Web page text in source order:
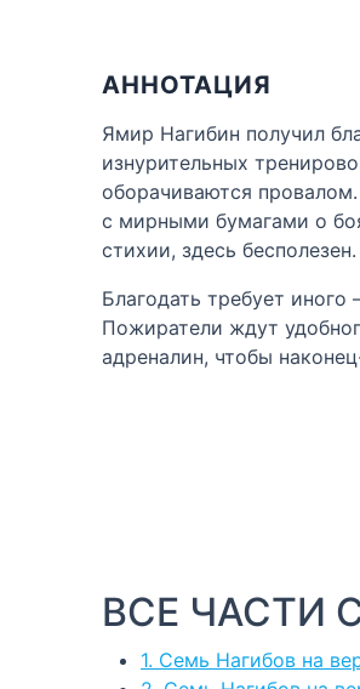
АННОТАЦИЯ
Ямир Нагибин получил
изнурительных
оборачиваются
с мирными бумагами о
стихии, здесь бесполезен.
Благодать требует
Пожиратели ждут
адреналин, чтобы
ВСЕ ЧАСТИ
1. Семь Нагибов на